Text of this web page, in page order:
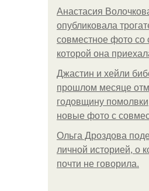
Анастасия
опубликовала
совместное фото со
которой она
Джастин и хейли
прошлом месяце
годовщину
новые фото с
Ольга Дроздова
личной историей, о
почти не говорила.